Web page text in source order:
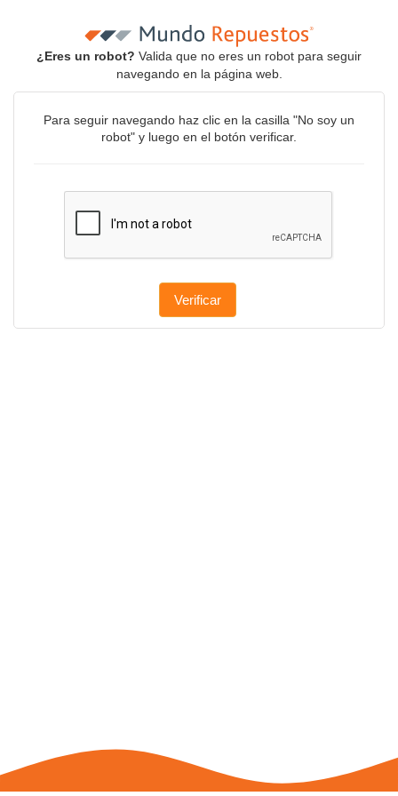
¿Eres un robot? Valida que no eres un robot para seguir
navegando en la página web.
Para seguir navegando haz clic en la casilla "No soy un
robot" y luego en el botón verificar.
Verificar